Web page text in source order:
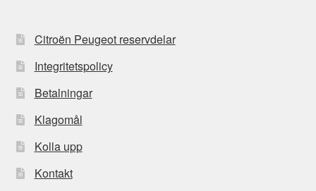
Citroën Peugeot reservdelar
Integritetspolicy
Betalningar
Klagomål
Kolla upp
Kontakt